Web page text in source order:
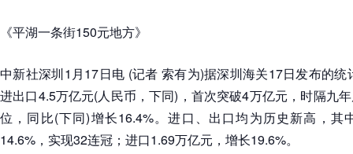
《平湖一条街150元地方》
中新社深圳1月17日电 (记者 索有为)据深圳海关17日发布的
进出口4.5万亿元(人民币，下同)，首次突破4万亿元，时隔九
位，同比(下同)增长16.4%。进口、出口均为历史新高，其
14.6%，实现32连冠；进口1.69万亿元，增长19.6%。